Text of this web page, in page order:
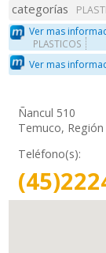
categorías
Ver mas
PLASTICOS
Ver mas
Ñancul 510
Temuco, Región
Teléfono(s):